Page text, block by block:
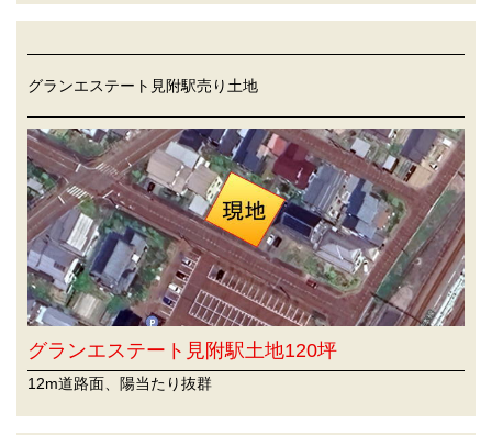
グランエステート見附駅売り土地
グランエステート見附駅土地120坪
12m道路面、陽当たり抜群